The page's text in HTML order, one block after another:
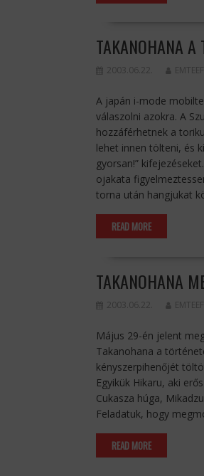
TAKANOHANA A
2003.06.22.
A japán i-mode
válaszolni azokra. A
hozzáférhetnek a
lehet innen tölteni, és
gyorsan!”
ojakata
torna után hangjukat
READ MORE
TAKANOHANA
2003.06.22.
Május 29-én jelent
Takanohana a
kényszerpihenőjét
Egyikük Hikaru, aki
Cukasza húga,
Feladatuk, hogy
READ MORE